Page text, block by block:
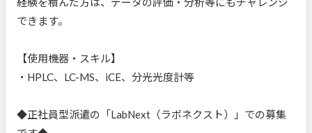
できます。
【使用機器・スキル】
・HPLC、LC-MS、iCE、分光光度計等
◆正社員型派遣の「LabNext（ラボネクスト）」での募集